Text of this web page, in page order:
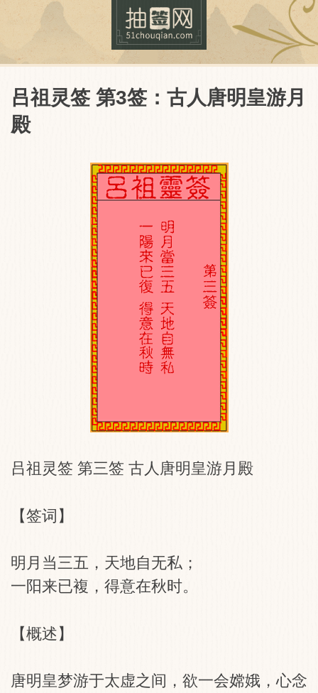
抽签网
吕祖灵签 第3签：古人唐明皇游月
殿
吕祖灵签 第三签 古人唐明皇游月殿
【签词】
明月当三五，天地自无私；
一阳来已複，得意在秋时。
【概述】
唐明皇梦游于太虚之间，欲一会嫦娥，心念